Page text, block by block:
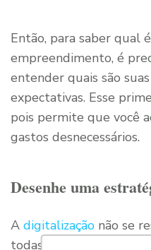
Então, para saber qual
empreendimento, é
entender quais são
expectativas. Esse
pois permite que você
gastos desnecessários.
Desenhe uma
A digitalização não se
todas as ferramentas e